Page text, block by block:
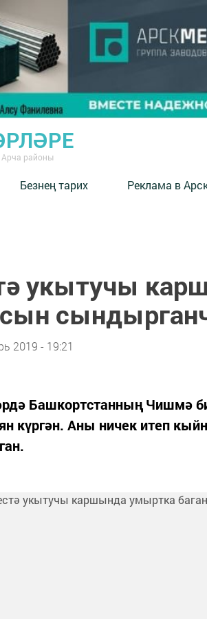
Арча районы
Безнең тарих Реклама в
укытучы
2019 - 19:21
Башкортстанның Чишмә
күргән. Аны ничек итеп